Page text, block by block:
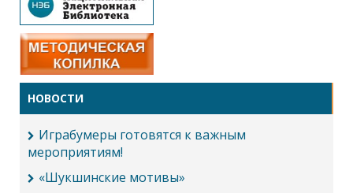
НОВОСТИ
Играбумеры готовятся к важным
мероприятиям!
«Шукшинские мотивы»